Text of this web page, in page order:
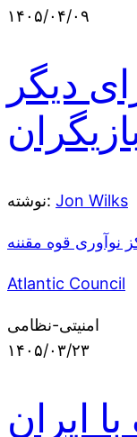
۱۴۰۵/۰۴/۰۹
دیگر
نوشته: Jon Wilks
نوآوری قوه مقننه
Atlantic Council
امنیتی-نظامی
۱۴۰۵/۰۳/۲۳
ایران